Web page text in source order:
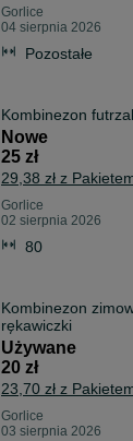
Gorlice
04 sierpnia 2026
Pozostałe
Kombinezon
Nowe
25 zł
29,38 zł z
Gorlice
02 sierpnia 2026
80
Kombinezon
rękawiczki
Używane
20 zł
23,70 zł z
Gorlice
03 sierpnia 2026